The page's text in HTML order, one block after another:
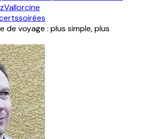
Vallorcine
soirées
de voyage : plus simple, plus